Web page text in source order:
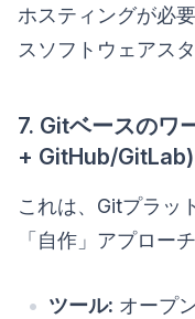
ホスティングが必
スソフトウェアス
7. Gitベースのワ
+ GitHub/GitLab)
これは、Gitプラッ
「自作」アプロー
ツール: オープ